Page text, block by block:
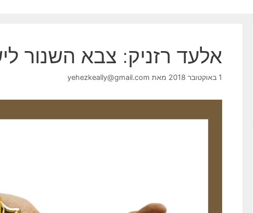
אלעד רזניק: צבא השנור
1 באוקטובר 2018 מאת yehezkeally@gmail.com